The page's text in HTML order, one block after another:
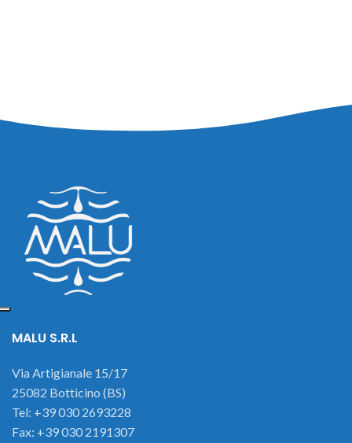
MALU S.R.L
Via Artigianale 15/17
25082 Botticino (BS)
Tel: +39 030 2693228
Fax: +39 030 2191307